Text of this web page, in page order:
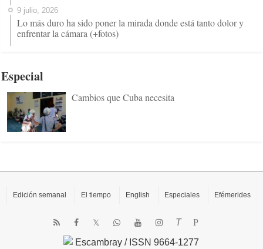
9 julio, 2026
Lo más duro ha sido poner la mirada donde está tanto dolor y
enfrentar la cámara (+fotos)
Especial
Cambios que Cuba necesita
Edición semanal El tiempo English Especiales Efémerides
T P
Escambray / ISSN 9664-1277